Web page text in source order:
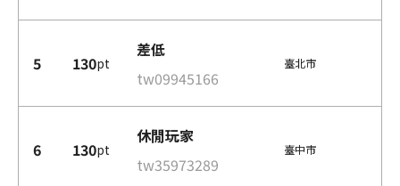
5 130pt
差低
tw09945166
臺北市
6 130pt
休閒玩家
tw35973289
臺中市